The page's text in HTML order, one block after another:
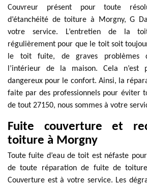
Couvreur présent pour toute
d’étanchéité de toiture à Morgny, G
votre service. L’entretien de la
régulièrement pour que le toit soit
le toit fuite, de graves problèmes
l’intérieur de la maison. Cela
dangereux pour le confort. Ainsi, la
faite par des professionnels pour éviter
de tout 27150, nous sommes à votre
Fuite couverture et
toiture à Morgny
Toute fuite d’eau de toit est néfaste
de toute réparation de fuite de
Couverture est à votre service. Les